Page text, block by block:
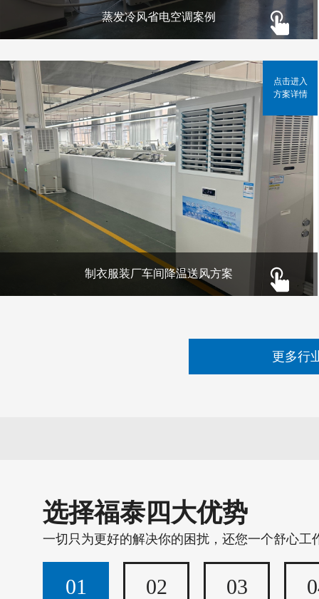
蒸发冷风省电空调案例
制衣服装厂车间降温送风方案
点击进入
方案详情
更多行
选择福泰四大优势
一切只为更好的解决你的困扰，还您一个舒心工
01 02 03